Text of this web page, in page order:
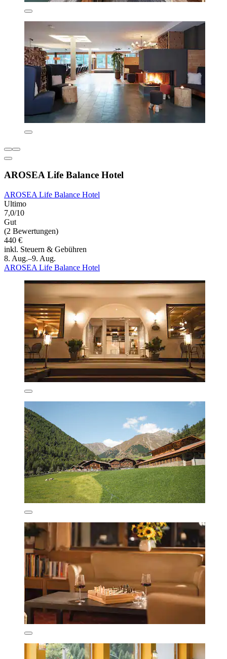
AROSEA Life Balance Hotel
AROSEA Life Balance Hotel
Ultimo
7,0/10
Gut
(2 Bewertungen)
440 €
inkl. Steuern & Gebühren
8. Aug.–9. Aug.
AROSEA Life Balance Hotel